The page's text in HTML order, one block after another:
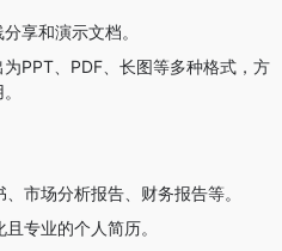
享和演示文档。
PPT、PDF、长图等多种格式，方
市场分析报告、财务报告等。
专业的个人简历。